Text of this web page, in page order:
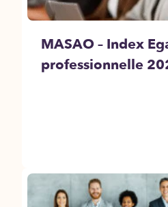
MASAO – Index
professionnelle